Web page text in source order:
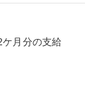
月分の支給